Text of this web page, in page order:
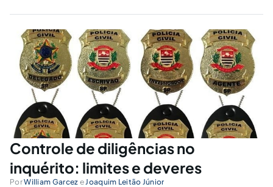
MP: [Nº MP] Investigado: Em apuração Vitima:
XXXXXXXXXXXX C/ Vistas. PROMOÇÃO DE
ARQUIVAMENTO DO INQUÉRITO POLICIAL
Trata-se de Inquérito Policial instaurado...
Controle de diligências no
inquérito: limites e deveres
PorWilliam Garcez e Joaquim Leitão Júnior